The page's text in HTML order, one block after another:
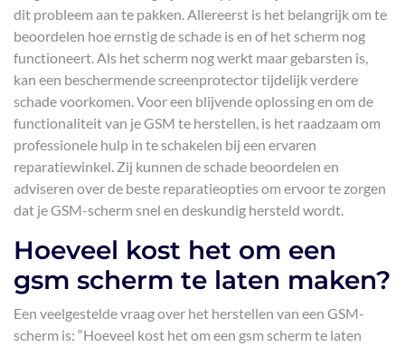
dit probleem aan te pakken. Allereerst is het belangrijk om te
beoordelen hoe ernstig de schade is en of het scherm nog
functioneert. Als het scherm nog werkt maar gebarsten is,
kan een beschermende screenprotector tijdelijk verdere
schade voorkomen. Voor een blijvende oplossing en om de
functionaliteit van je GSM te herstellen, is het raadzaam om
professionele hulp in te schakelen bij een ervaren
reparatiewinkel. Zij kunnen de schade beoordelen en
adviseren over de beste reparatieopties om ervoor te zorgen
dat je GSM-scherm snel en deskundig hersteld wordt.
Hoeveel kost het om een
gsm scherm te laten maken?
Een veelgestelde vraag over het herstellen van een GSM-
scherm is: “Hoeveel kost het om een gsm scherm te laten